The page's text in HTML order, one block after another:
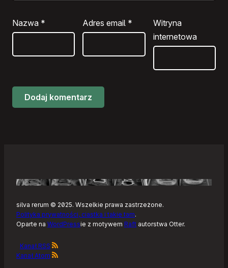
Nazwa * Adres email *
Witryna
internetowa
silva rerum © 2025. Wszelkie prawa zastrzeżone.
Polityka prywatności, ciastka i takie tam.
Oparte na WordPressie z motywem Raft autorstwa Otter.
Kanał RSS
Kanał Atom